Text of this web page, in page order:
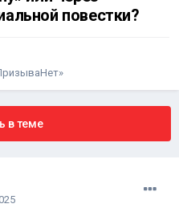
повестки?
в теме